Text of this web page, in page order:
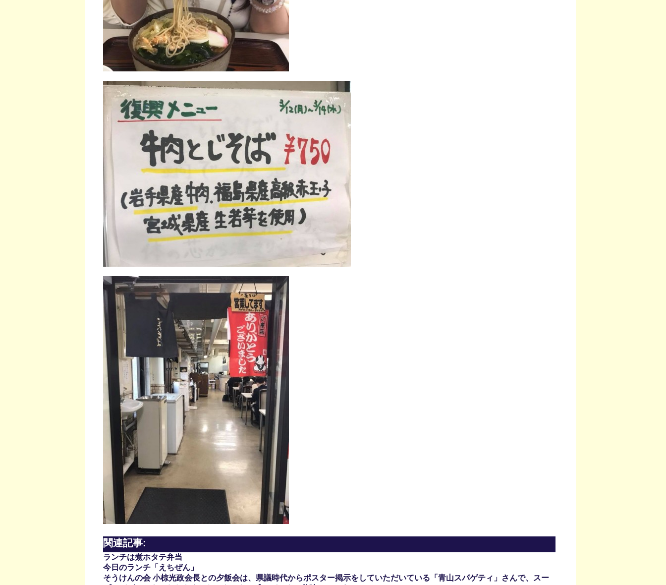
関連記事:
ランチは煮ホタテ弁当
今日のランチ「えちぜん」
そうけんの会 小椋光政会長との夕飯会は、県議時代からポスター掲示をしていただいている「青山スパゲティ」さんで、スー